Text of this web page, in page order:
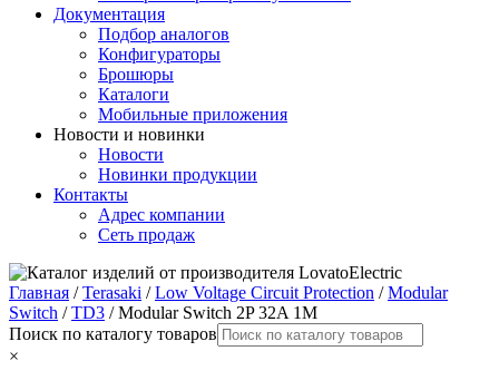
Документация
Подбор аналогов
Конфигураторы
Брошюры
Каталоги
Мобильные приложения
Новости и новинки
Новости
Новинки продукции
Контакты
Адрес компании
Сеть продаж
Главная /Terasaki /Low Voltage Circuit Protection /Modular
Switch /TD3 / Modular Switch 2P 32A 1M
Поиск по каталогу товаров
×